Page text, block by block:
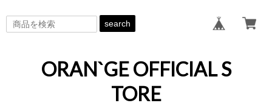
search
ORAN`GE OFFICIAL S
TORE